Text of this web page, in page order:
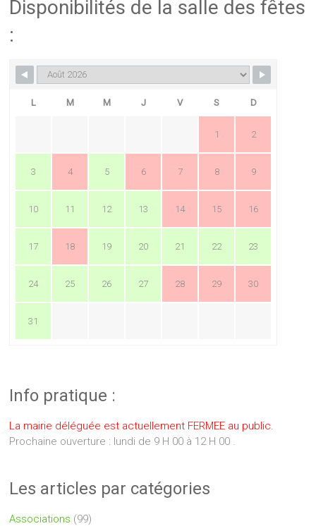
Disponibilités de la salle des fêtes
:
L M M J V S D
1 2
3 4 5 6 7 8 9
10 11 12 13 14 15 16
17 18 19 20 21 22 23
24 25 26 27 28 29 30
31
Info pratique :
La mairie déléguée est actuellement FERMEE au public.
Prochaine ouverture : lundi de 9 H 00 à 12 H 00 .
Les articles par catégories
Associations (99)